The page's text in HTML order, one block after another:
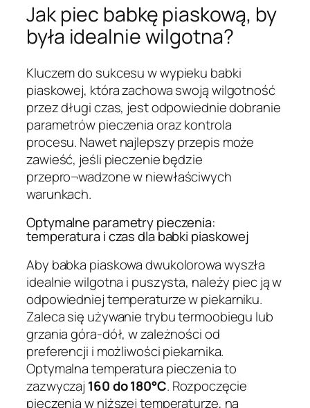
Jak piec babkę piaskową, by
była idealnie wilgotna?
Kluczem do sukcesu w wypieku babki
piaskowej, która zachowa swoją wilgotność
przez długi czas, jest odpowiednie dobranie
parametrów pieczenia oraz kontrola
procesu. Nawet najlepszy przepis może
zawieść, jeśli pieczenie będzie
przepro¬wadzone w niewłaściwych
warunkach.
Optymalne parametry pieczenia:
temperatura i czas dla babki piaskowej
Aby babka piaskowa dwukolorowa wyszła
idealnie wilgotna i puszysta, należy piec ją w
odpowiedniej temperaturze w piekarniku.
Zaleca się używanie trybu termoobiegu lub
grzania góra-dół, w zależności od
preferencji i możliwości piekarnika.
Optymalna temperatura pieczenia to
zazwyczaj 160 do 180°C. Rozpoczęcie
pieczenia w niższej temperaturze, na